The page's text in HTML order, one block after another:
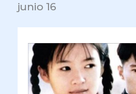
junio 16